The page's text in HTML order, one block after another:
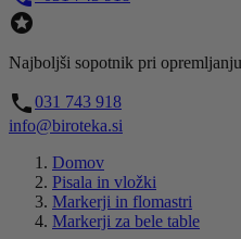

Najboljši sopotnik pri
call031 743 918
info@biroteka.si
Domov
Pisala in vložki
Markerji in flomastri
Markerji za bele table